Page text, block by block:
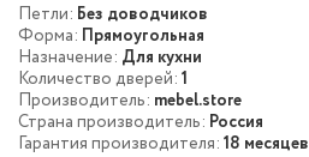
Петли: Без доводчиков
Форма: Прямоугольная
Назначение: Для кухни
Количество дверей: 1
Производитель: mebel.store
Страна производитель: Россия
Гарантия производителя: 18 месяцев